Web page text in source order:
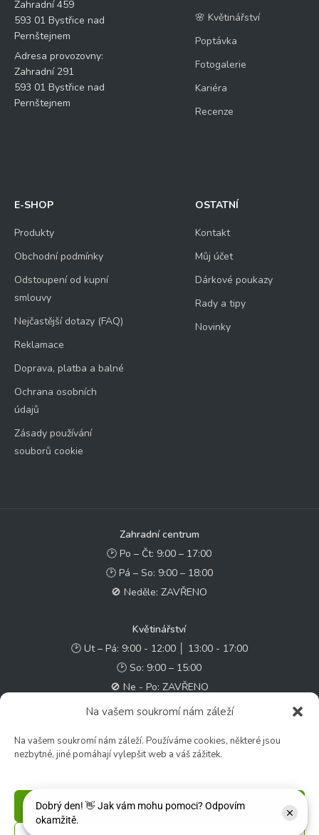
Na vašem soukromí nám záleží
Na vašem soukromí nám záleží. Používáme cookies, některé jsou
nezbytné, jiné pomáhají vylepšit web a váš zážitek.
Příjmout
Zahradní 459
593 01 Bystřice nad
Pernštejnem
Adresa provozovny:
Zahradní 291
593 01 Bystřice nad
Pernštejnem
🌸 Květinářství
Poptávka
Fotogalerie
Kariéra
Recenze
E-SHOP
Produkty
Obchodní podmínky
Odstoupení od kupní
smlouvy
Nejčastější dotazy (FAQ)
Reklamace
Doprava, platba a balné
Ochrana osobních
údajů
Zásady používání
souborů cookie
OSTATNÍ
Kontakt
Můj účet
Dárkové poukazy
Rady a tipy
Novinky
Zahradní centrum
🕑 Po – Čt: 9:00 – 17:00
🕑 Pá – So: 9:00 – 18:00
🚫 Neděle: ZAVŘENO
Květinářství
🕑 Ut – Pá: 9:00 - 12:00 │ 13:00 - 17:00
🕑 So: 9:00 – 15:00
🚫 Ne - Po: ZAVŘENO
✉️ e-shop@zcstrakovo.cz